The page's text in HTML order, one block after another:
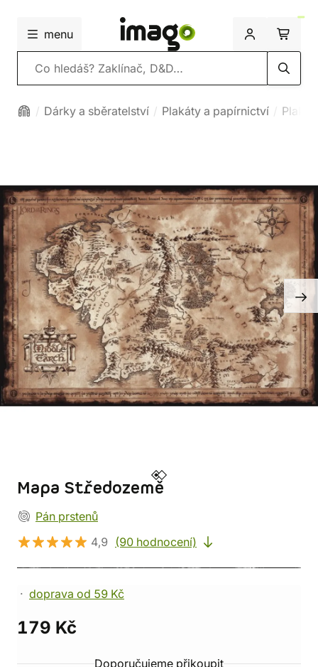
menu
Vyhledávání
Dárky a sběratelství Plakáty a papírnictví
Mapa Středozemě
Pán prstenů
4,9 (90 hodnocení)
doprava od 59 Kč
179 Kč
Doporučujeme přikoupit